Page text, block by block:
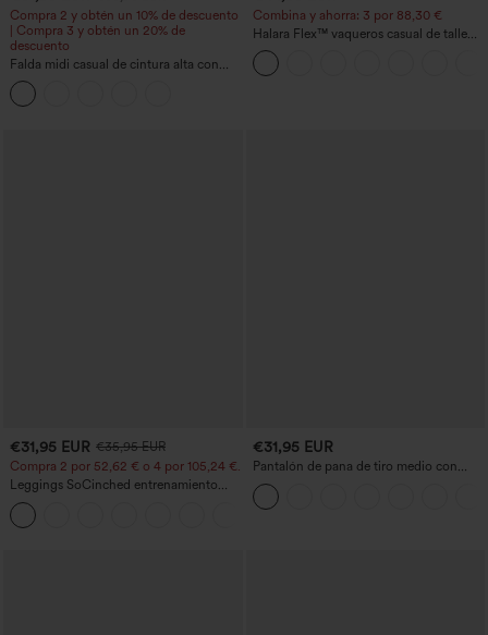
Compra 2 y obtén un 10% de descuento
| Compra 3 y obtén un 20% de
descuento
Falda midi casual de cintura alta con
control abdominal, fruncida, bajo curvo,
2 en 1 en forro polar y PU
Combina y ahorra: 3 por 88,30 €
Halara Flex™ vaqueros casual de talle
alto con bolsillos, estilo baggy de pierna
ancha, efecto lavado
€31,95 EUR €35,95 EUR
Compra 2 por 52,62 € o 4 por 105,24 €.
Leggings SoCinched entrenamiento
moldeador abdomen bolsillo lateral tiro
alto
€31,95 EUR
Pantalón de pana de tiro medio con
cremallera